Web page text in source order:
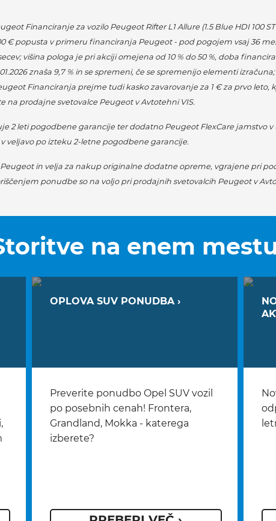
Financiranje za vozilo Peugeot Rifter L1 Allure (1.5 Blue HDI 100
€ popusta v primeru financiranja Peugeot - pod pogojem vsaj 36
višina pologa je pri akciji omejena od 10 % do 50 %, doba
znaša 9,7 % in se spremeni, če se spremenijo elementi
Financiranja prejme tudi kasko zavarovanje za 1 € za prvo
na prodajne svetovalce Peugeot v Avtotehni VIS.
2 leti pogodbene garancije ter dodatno Peugeot FlexCare jamstvo
veljavo po izteku 2-letne pogodbene garancije.
in velja za nakup originalne dodatne opreme, vgrajene pri
ponudbe so na voljo pri prodajnih svetovalcih Peugeot v
na enem
OPLOVA SUV PONUDBA ›
Preverite ponudbo Opel SUV vozil
po posebnih cenah! Frontera,
Grandland, Mokka - katerega
izberete?